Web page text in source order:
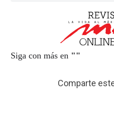
Siga con más en " "
Comparte